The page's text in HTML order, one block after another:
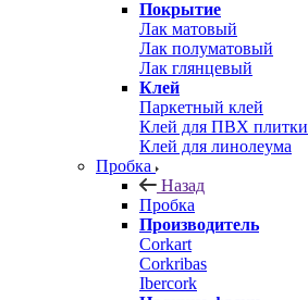
Покрытие
Лак матовый
Лак полуматовый
Лак глянцевый
Клей
Паркетный клей
Клей для ПВХ плитки
Клей для линолеума
Пробка
Назад
Пробка
Производитель
Corkart
Corkribas
Ibercork